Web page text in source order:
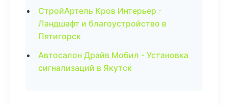
СтройАртель Кров Интерьер -
Ландшафт и благоустройство в
Пятигорск
Автосалон Драйв Мобил - Установка
сигнализаций в Якутск